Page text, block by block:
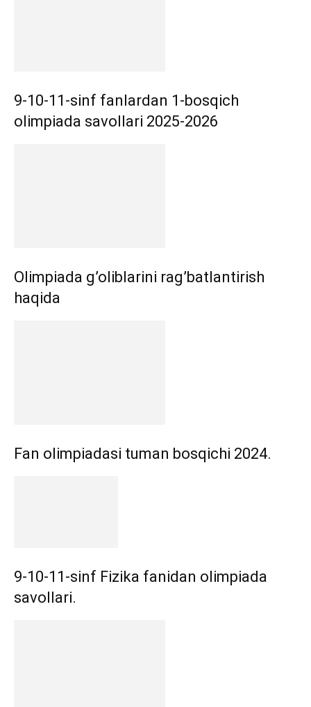
9-10-11-sinf fanlardan 1-bosqich
olimpiada savollari 2025-2026
Olimpiada g’oliblarini rag’batlantirish
haqida
Fan olimpiadasi tuman bosqichi 2024.
9-10-11-sinf Fizika fanidan olimpiada
savollari.